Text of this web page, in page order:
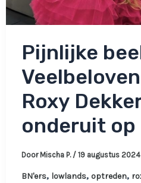
Pijnlijke
Roxy
onderuit op
Door Mischa P. / 19 augustus 2024
BN'ers, lowlands, optreden,